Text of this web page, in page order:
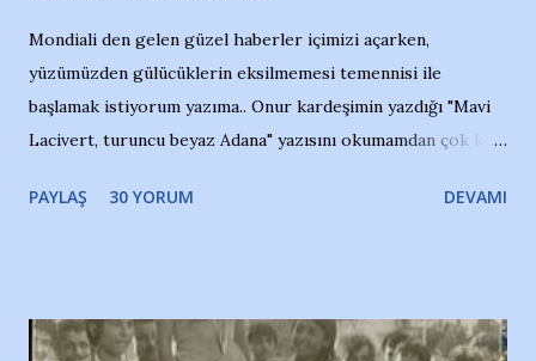
Mondiali den gelen güzel haberler içimizi açarken,
yüzümüzden gülücüklerin eksilmemesi temennisi ile
başlamak istiyorum yazıma.. Onur kardeşimin yazdığı "Mavi
Lacivert, turuncu beyaz Adana" yazısını okumamdan çok kısa
irkildim.. "Bursasporlu taraftarlar, İstanbul takımlarının
ve ürünlerini Bursa şehrinde görmek istemediklerini bir
PAYLAŞ 30 YORUM DEVAMI